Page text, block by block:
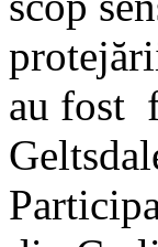
au fost